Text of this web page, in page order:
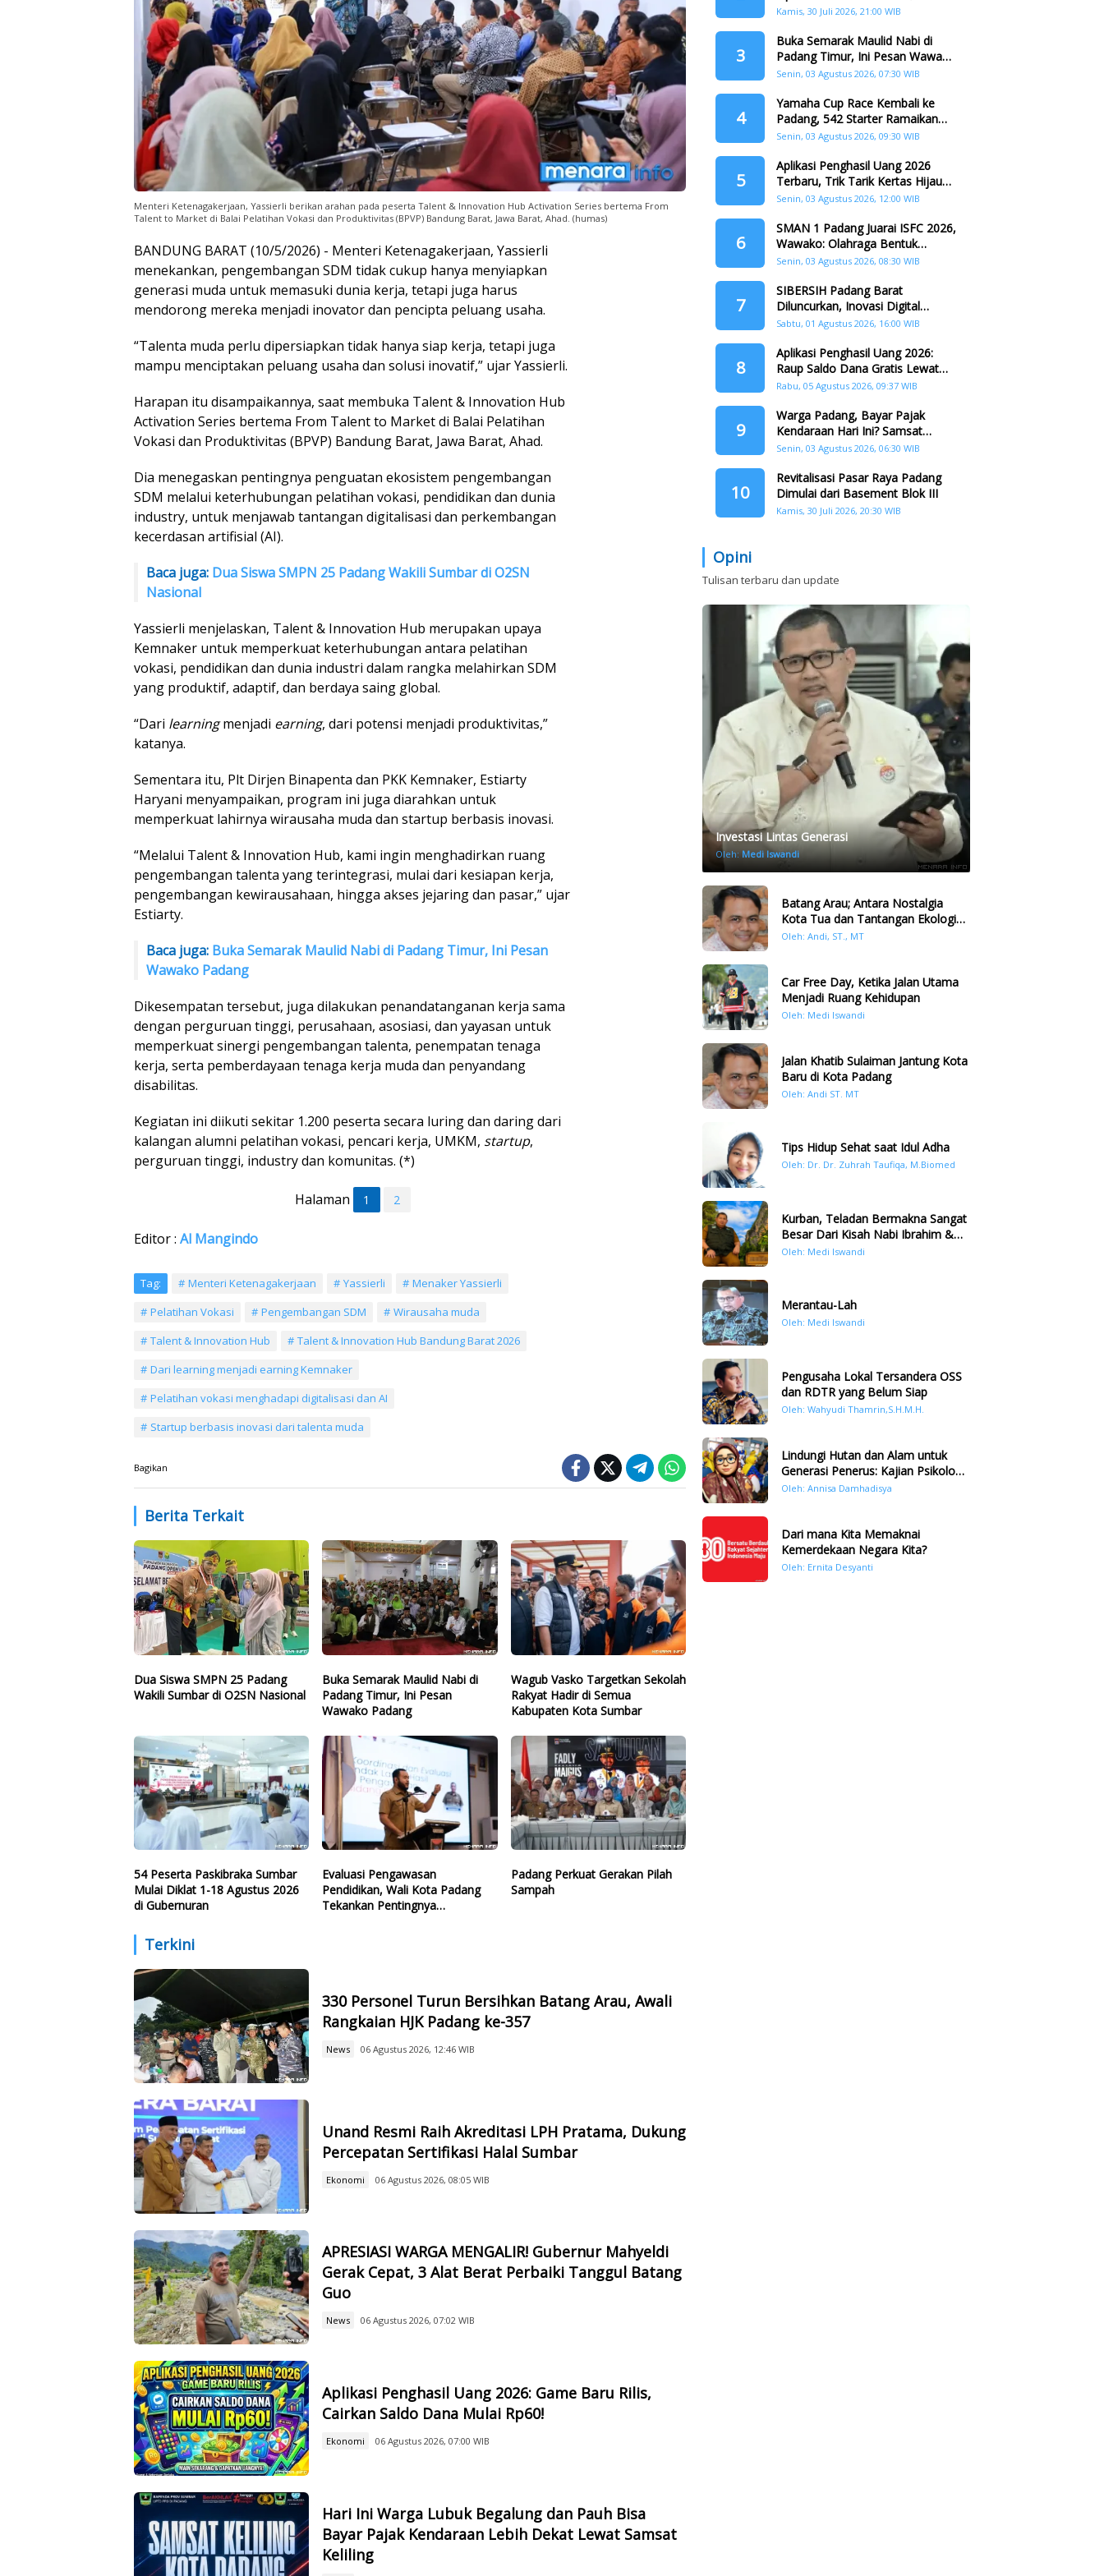
Menteri Ketenagakerjaan, Yassierli berikan arahan pada peserta Talent & Innovation Hub Activation Series bertema From
Talent to Market di Balai Pelatihan Vokasi dan Produktivitas (BPVP) Bandung Barat, Jawa Barat, Ahad. (humas)
BANDUNG BARAT (10/5/2026) - Menteri Ketenagakerjaan, Yassierli
menekankan, pengembangan SDM tidak cukup hanya menyiapkan
generasi muda untuk memasuki dunia kerja, tetapi juga harus
mendorong mereka menjadi inovator dan pencipta peluang usaha.
“Talenta muda perlu dipersiapkan tidak hanya siap kerja, tetapi juga
mampu menciptakan peluang usaha dan solusi inovatif,” ujar Yassierli.
Harapan itu disampaikannya, saat membuka Talent & Innovation Hub
Activation Series bertema From Talent to Market di Balai Pelatihan
Vokasi dan Produktivitas (BPVP) Bandung Barat, Jawa Barat, Ahad.
Dia menegaskan pentingnya penguatan ekosistem pengembangan
SDM melalui keterhubungan pelatihan vokasi, pendidikan dan dunia
industry, untuk menjawab tantangan digitalisasi dan perkembangan
kecerdasan artifisial (AI).
Baca juga: Dua Siswa SMPN 25 Padang Wakili Sumbar di O2SN
Nasional
Yassierli menjelaskan, Talent & Innovation Hub merupakan upaya
Kemnaker untuk memperkuat keterhubungan antara pelatihan
vokasi, pendidikan dan dunia industri dalam rangka melahirkan SDM
yang produktif, adaptif, dan berdaya saing global.
“Dari learningmenjadi earning, dari potensi menjadi produktivitas,”
katanya.
Sementara itu, Plt Dirjen Binapenta dan PKK Kemnaker, Estiarty
Haryani menyampaikan, program ini juga diarahkan untuk
memperkuat lahirnya wirausaha muda dan startup berbasis inovasi.
“Melalui Talent & Innovation Hub, kami ingin menghadirkan ruang
pengembangan talenta yang terintegrasi, mulai dari kesiapan kerja,
pengembangan kewirausahaan, hingga akses jejaring dan pasar,” ujar
Estiarty.
Baca juga: Buka Semarak Maulid Nabi di Padang Timur, Ini Pesan
Wawako Padang
Dikesempatan tersebut, juga dilakukan penandatanganan kerja sama
dengan perguruan tinggi, perusahaan, asosiasi, dan yayasan untuk
memperkuat sinergi pengembangan talenta, penempatan tenaga
kerja, serta pemberdayaan tenaga kerja muda dan penyandang
disabilitas.
Kegiatan ini diikuti sekitar 1.200 peserta secara luring dan daring dari
kalangan alumni pelatihan vokasi, pencari kerja, UMKM, startup,
perguruan tinggi, industry dan komunitas. (*)
Halaman 1 2
Editor : Al Mangindo
Tag: Menteri Ketenagakerjaan Yassierli
Menaker Yassierli
Pelatihan Vokasi
Pengembangan SDM
Wirausaha muda
Talent & Innovation Hub
Talent & Innovation Hub Bandung Barat 2026
Dari learning menjadi earning Kemnaker
Pelatihan vokasi menghadapi digitalisasi dan AI
Startup berbasis inovasi dari talenta muda
Bagikan
Berita Terkait
Dua Siswa SMPN 25 Padang
Wakili Sumbar di O2SN Nasional
Buka Semarak Maulid Nabi di
Padang Timur, Ini Pesan
Wawako Padang
Wagub Vasko Targetkan Sekolah
Rakyat Hadir di Semua
Kabupaten Kota Sumbar
54 Peserta Paskibraka Sumbar
Mulai Diklat 1-18 Agustus 2026
di Gubernuran
Evaluasi Pengawasan
Pendidikan, Wali Kota Padang
Tekankan Pentingnya
Padang Perkuat Gerakan Pilah
Sampah
Terkini
330 Personel Turun Bersihkan Batang Arau, Awali
Rangkaian HJK Padang ke-357
News 06 Agustus 2026, 12:46 WIB
Unand Resmi Raih Akreditasi LPH Pratama, Dukung
Percepatan Sertifikasi Halal Sumbar
Ekonomi 06 Agustus 2026, 08:05 WIB
APRESIASI WARGA MENGALIR! Gubernur Mahyeldi
Gerak Cepat, 3 Alat Berat Perbaiki Tanggul Batang
Guo
News 06 Agustus 2026, 07:02 WIB
Aplikasi Penghasil Uang 2026: Game Baru Rilis,
Cairkan Saldo Dana Mulai Rp60!
Ekonomi 06 Agustus 2026, 07:00 WIB
Hari Ini Warga Lubuk Begalung dan Pauh Bisa
Bayar Pajak Kendaraan Lebih Dekat Lewat Samsat
Keliling
dr. Ulya Uti Fasrini Raih Gelar
Kamis, 30 Juli 2026, 21:00 WIB
3
Buka Semarak Maulid Nabi di
Padang Timur, Ini Pesan Wawako
Padang
Senin, 03 Agustus 2026, 07:30 WIB
4
Yamaha Cup Race Kembali ke
Padang, 542 Starter Ramaikan
Seri II HJK ke-357
Senin, 03 Agustus 2026, 09:30 WIB
5
Aplikasi Penghasil Uang 2026
Terbaru, Trik Tarik Kertas Hijau
Crazy Food Tanpa Penggandaan
Senin, 03 Agustus 2026, 12:00 WIB
6
SMAN 1 Padang Juarai ISFC 2026,
Wawako: Olahraga Bentuk
Karakter Generasi Muda
Senin, 03 Agustus 2026, 08:30 WIB
7
SIBERSIH Padang Barat
Diluncurkan, Inovasi Digital
Perkuat Kolaborasi Warga dan
Sabtu, 01 Agustus 2026, 16:00 WIB
8
Aplikasi Penghasil Uang 2026:
Raup Saldo Dana Gratis Lewat
Nonton Drama, Ini Caranya!
Rabu, 05 Agustus 2026, 09:37 WIB
9
Warga Padang, Bayar Pajak
Kendaraan Hari Ini? Samsat
Keliling Hadir di Padang Barat dan
Senin, 03 Agustus 2026, 06:30 WIB
10
Revitalisasi Pasar Raya Padang
Dimulai dari Basement Blok III
Kamis, 30 Juli 2026, 20:30 WIB
Opini
Tulisan terbaru dan update
Investasi Lintas Generasi
Oleh: Medi Iswandi
Batang Arau; Antara Nostalgia
Kota Tua dan Tantangan Ekologi
Kawasan
Oleh: Andi, ST., MT
Car Free Day, Ketika Jalan Utama
Menjadi Ruang Kehidupan
Oleh: Medi Iswandi
Jalan Khatib Sulaiman Jantung Kota
Baru di Kota Padang
Oleh: Andi ST. MT
Tips Hidup Sehat saat Idul Adha
Oleh: Dr. Dr. Zuhrah Taufiqa, M.Biomed
Kurban, Teladan Bermakna Sangat
Besar Dari Kisah Nabi Ibrahim &
Nabi Ismail
Oleh: Medi Iswandi
Merantau-Lah
Oleh: Medi Iswandi
Pengusaha Lokal Tersandera OSS
dan RDTR yang Belum Siap
Oleh: Wahyudi Thamrin,S.H.M.H.
Lindungi Hutan dan Alam untuk
Generasi Penerus: Kajian Psikologi
Bencana Hidrometeorologi di
Oleh: Annisa Damhadisya
Dari mana Kita Memaknai
Kemerdekaan Negara Kita?
Oleh: Ernita Desyanti